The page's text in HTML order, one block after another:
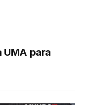
UMA para